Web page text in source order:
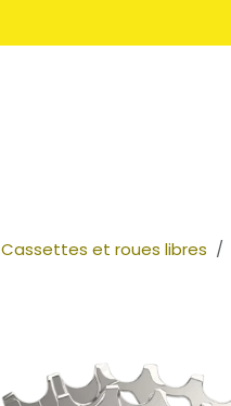
Cassettes et roues libres